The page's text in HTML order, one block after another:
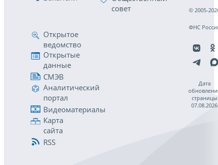
совет
Открытое
ведомство
Открытые
данные
СМЭВ
Аналитический
портал
Видеоматериалы
Карта
сайта
RSS
© 2005-
ФНС
Дата
страницы
07.08.2026